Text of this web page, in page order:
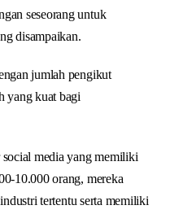
seseorang untuk
disampaikan.
jumlah pengikut
yang kuat bagi
media yang memiliki
10.000 orang, mereka
tertentu serta memiliki